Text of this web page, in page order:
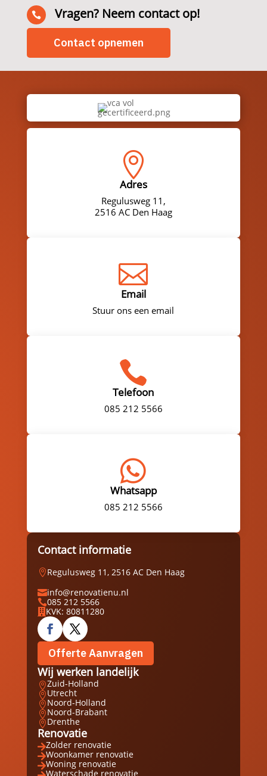
 Vragen? Neem contact op!
Contact opnemen

Adres
Regulusweg 11,
2516 AC Den Haag

Email
Stuur ons een email

Telefoon
085 212 5566

Whatsapp
085 212 5566
Contact informatie
Regulusweg 11, 2516 AC Den Haag
info@renovatienu.nl
085 212 5566
 KVK: 80811280
Offerte Aanvragen
Wij werken landelijk
Zuid-Holland
Utrecht
Noord-Holland
Noord-Brabant
Drenthe
Renovatie
Zolder renovatie
Woonkamer renovatie
Woning renovatie
Waterschade renovatie